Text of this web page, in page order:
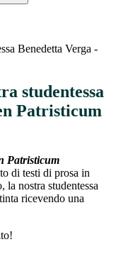
Benedetta Verga -
studentessa
Patristicum
Patristicum
di testi di prosa in
nostra studentessa
ricevendo una